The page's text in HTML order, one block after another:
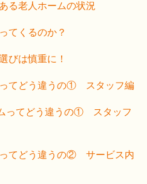
る老人ホームの状況
てくるのか？
びは慎重に！
てどう違うの① スタッフ編
ってどう違うの① スタッフ
てどう違うの② サービス内